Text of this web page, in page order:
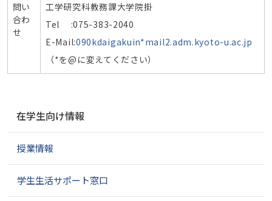
問い
合わ
せ
工学研究科教務課大学院掛
Tel :075-383-2040
E-Mail:090kdaigakuin*mail2.adm.kyoto-u.ac.jp
（*を@に変えてください）
ゲ
シ
ン
在学生向け情報
授業情報
学生生活サポート窓口